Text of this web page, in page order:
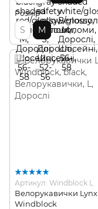
Розмір
S M
Артикул: Windblock L
Велорукавички Lynx
Windblock